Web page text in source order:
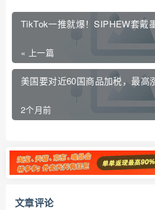
TikTok一推就爆！SIPHEW套戴
« 上一篇
美国要对近60国商品加税，最高
2个月前
文章评论